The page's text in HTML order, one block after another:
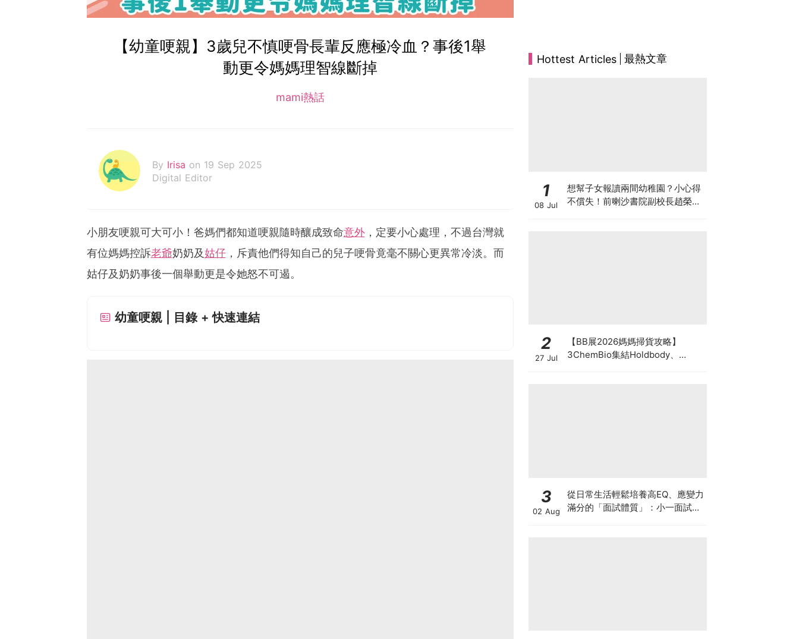
【幼童哽親】3歲兒不慎哽骨長輩反應極冷血？事後1舉
動更令媽媽理智線斷掉
mami熱話
By Irisa on 19 Sep 2025
Digital Editor
小朋友哽親可大可小！爸媽們都知道哽親隨時釀成致命意外，定要小心處理，不過台灣就
有位媽媽控訴老爺奶奶及姑仔，斥責他們得知自己的兒子哽骨竟毫不關心更異常冷淡。而
姑仔及奶奶事後一個舉動更是令她怒不可遏。
幼童哽親 | 目錄 + 快速連結
Hottest Articles 最熱文章
1
08 Jul
想幫子女報讀兩間幼稚園？小心得
不償失！前喇沙書院副校長趙榮
2
27 Jul
【BB展2026媽媽掃貨攻略】
3ChemBio集結Holdbody、
3
02 Aug
從日常生活輕鬆培養高EQ、應變力
滿分的「面試體質」：小一面試最